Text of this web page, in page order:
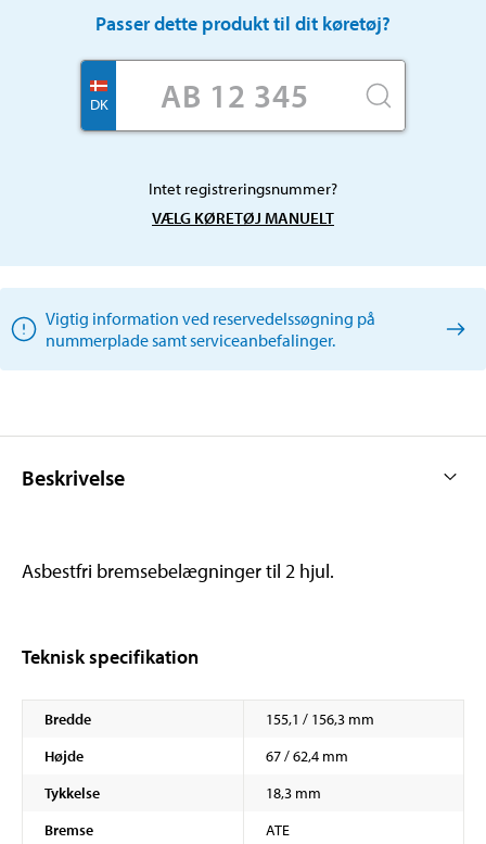
Passer dette produkt til dit køretøj?
DK
Intet registreringsnummer?
VÆLG KØRETØJ MANUELT
Vigtig information ved reservedelssøgning på
nummerplade samt serviceanbefalinger.
Beskrivelse
Asbestfri bremsebelægninger til 2 hjul.
Teknisk specifikation
Bredde
155,1 / 156,3 mm
Højde
67 / 62,4 mm
Tykkelse
18,3 mm
Bremse
ATE